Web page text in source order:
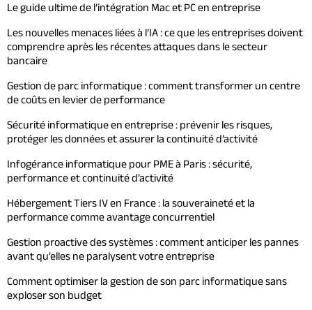
Le guide ultime de l’intégration Mac et PC en entreprise
Les nouvelles menaces liées à l’IA : ce que les entreprises doivent
comprendre après les récentes attaques dans le secteur
bancaire
Gestion de parc informatique : comment transformer un centre
de coûts en levier de performance
Sécurité informatique en entreprise : prévenir les risques,
protéger les données et assurer la continuité d’activité
Infogérance informatique pour PME à Paris : sécurité,
performance et continuité d’activité
Hébergement Tiers IV en France : la souveraineté et la
performance comme avantage concurrentiel
Gestion proactive des systèmes : comment anticiper les pannes
avant qu’elles ne paralysent votre entreprise
Comment optimiser la gestion de son parc informatique sans
exploser son budget